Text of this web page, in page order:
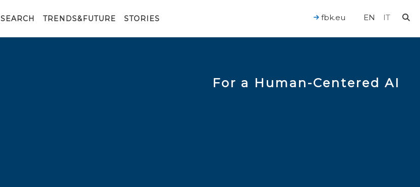
TRENDS&FUTURE STORIES EN IT
fbk.eu
For a Human-Centered AI